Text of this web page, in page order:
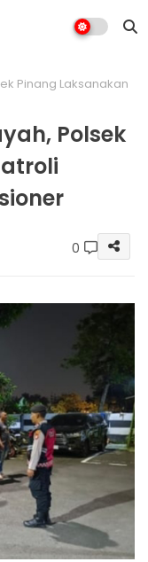
Pinang Laksanakan
Polsek
0